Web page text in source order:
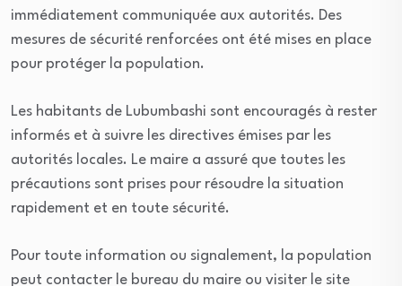
immédiatement communiquée aux autorités. Des
mesures de sécurité renforcées ont été mises en place
pour protéger la population.
Les habitants de Lubumbashi sont encouragés à rester
informés et à suivre les directives émises par les
autorités locales. Le maire a assuré que toutes les
précautions sont prises pour résoudre la situation
rapidement et en toute sécurité.
Pour toute information ou signalement, la population
peut contacter le bureau du maire ou visiter le site